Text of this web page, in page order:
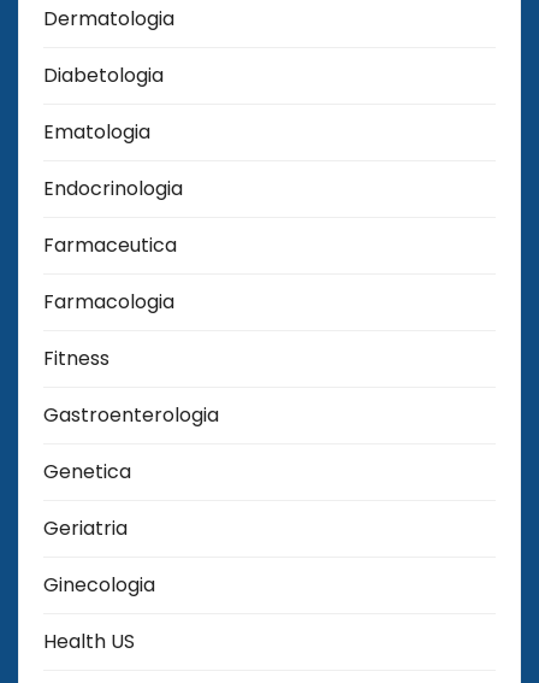
Dermatologia
Diabetologia
Ematologia
Endocrinologia
Farmaceutica
Farmacologia
Fitness
Gastroenterologia
Genetica
Geriatria
Ginecologia
Health US